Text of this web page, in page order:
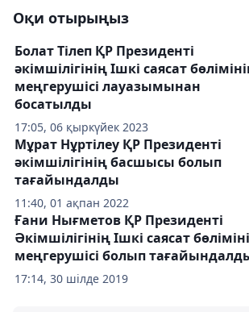
Оқи отырыңыз
17:05, 06 қыркүйек 2023
Болат Тілеп ҚР Президенті
әкімшілігінің Ішкі саясат
меңгерушісі лауазымынан
босатылды
11:40, 01 ақпан 2022
Мұрат Нұртілеу ҚР Президенті
әкімшілігінің басшысы болып
тағайындалды
17:14, 30 шілде 2019
Ғани Нығметов ҚР Президенті
Әкімшілігінің Ішкі саясат
меңгерушісі болып